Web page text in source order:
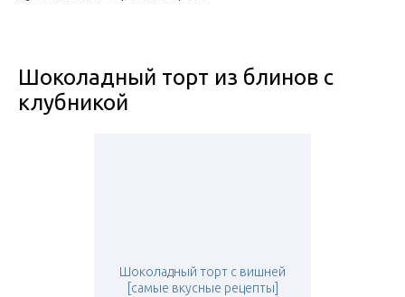
Шоколадный торт из блинов с
клубникой
Шоколадный торт с вишней
[самые вкусные рецепты]